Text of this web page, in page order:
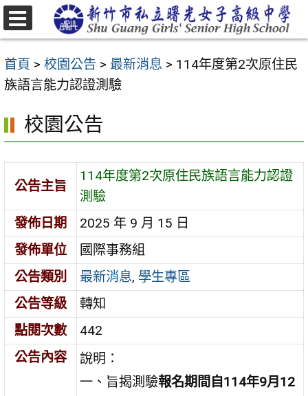
跳
至
要
內
區
首頁 > 校園公告 > 最新消息 > 114年度第2次原住民
族語言能力認證測驗
校園公告
公告主旨
114年度第2次原住民族語言能力認證
測驗
發佈日期
2025 年 9 月 15 日
發佈單位
國際事務組
公告類別
最新消息, 學生專區
公告等級
轉知
點閱次數
442
公告內容
說明：
一、旨揭測驗報名期間自114年9月12
選
單